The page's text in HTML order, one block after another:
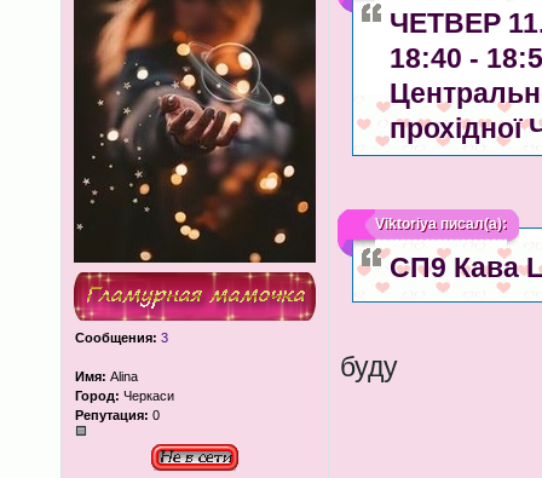
Сообщения: 3
Имя: Аlina
Город: Черкаси
Репутация: 0
ЧЕТВЕР
18:40 -
прохідної
Viktoriyaписал(а):
СП9 Кава
буду